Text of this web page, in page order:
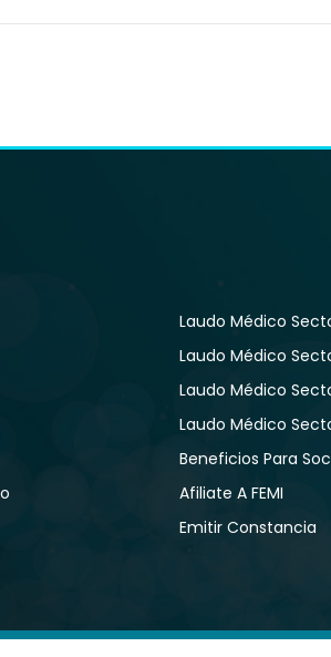
Laudo Médico
Laudo Médico
Laudo Médico
Laudo Médico
Beneficios Para
Afiliate A FEMI
Emitir Constancia